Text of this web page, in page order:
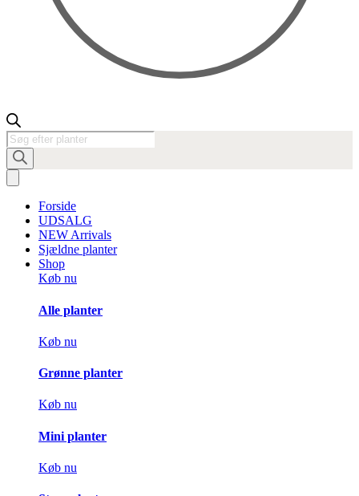
Products
search
Forside
UDSALG
NEW Arrivals
Sjældne planter
Shop
Køb nu
Alle planter
Køb nu
Grønne planter
Køb nu
Mini planter
Køb nu